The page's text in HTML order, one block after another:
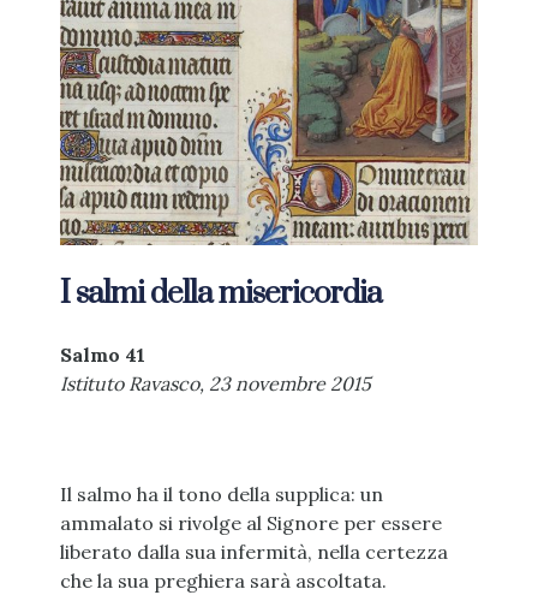
I salmi della misericordia
Salmo 41
Istituto Ravasco, 23 novembre 2015
Il salmo ha il tono della supplica: un
ammalato si rivolge al Signore per essere
liberato dalla sua infermità, nella certezza
che la sua preghiera sarà ascoltata.